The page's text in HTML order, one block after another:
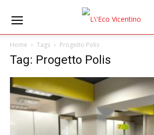
Home Tags Progetto Polis
Tag: Progetto Polis